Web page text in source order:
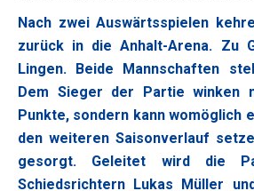
Nach zwei Auswärtsspielen
zurück in die Anhalt-Arena. Zu
Lingen. Beide Mannschaften
Dem Sieger der Partie winken
Punkte, sondern kann womöglich
den weiteren Saisonverlauf
gesorgt. Geleitet wird die
Schiedsrichtern Lukas Müller